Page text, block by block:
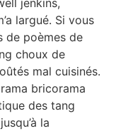
largué. Si vous
de poèmes de
choux de
mal cuisinés.
bricorama
des tang
la